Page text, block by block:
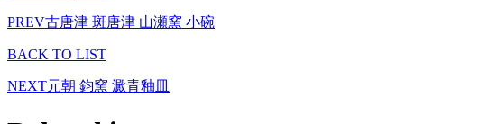
PREV古唐津 斑唐津 山瀬窯 小碗
BACK TO LIST
NEXT元朝 鈞窯 澱青釉皿